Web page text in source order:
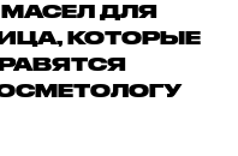
МАСЕЛ ДЛЯ
КОТОРЫЕ